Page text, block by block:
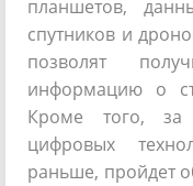
планшетов,
спутников и
позволят
информацию о
Кроме того, за
цифровых
раньше, пройдет